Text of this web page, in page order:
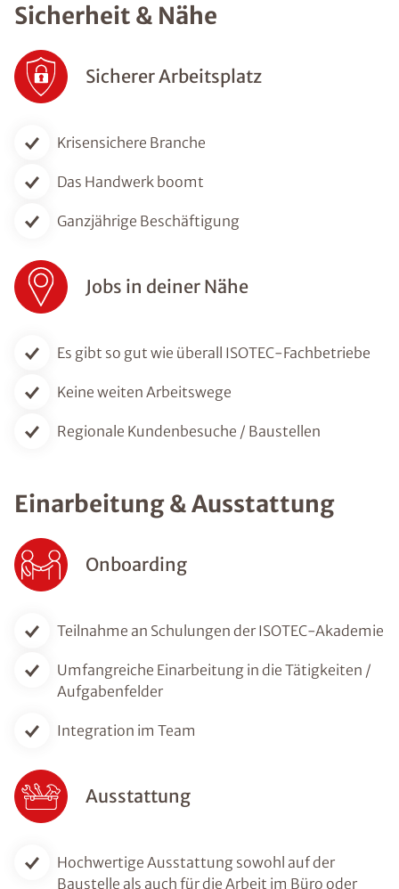
Sicherheit & Nähe
Sicherer Arbeitsplatz
Krisensichere Branche
Das Handwerk boomt
Ganzjährige Beschäftigung
Jobs in deiner Nähe
Es gibt so gut wie überall ISOTEC-Fachbetriebe
Keine weiten Arbeitswege
Regionale Kundenbesuche / Baustellen
Einarbeitung & Ausstattung
Onboarding
Teilnahme an Schulungen der ISOTEC-Akademie
Umfangreiche Einarbeitung in die Tätigkeiten /
Aufgabenfelder
Integration im Team
Ausstattung
Hochwertige Ausstattung sowohl auf der
Baustelle als auch für die Arbeit im Büro oder